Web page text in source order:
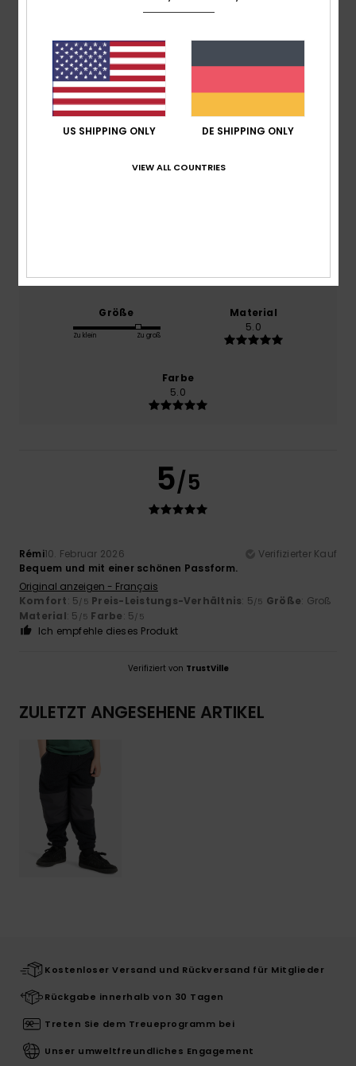
Durchschnittliche Bewertung
5.0/5
basierend auf1 verifizierten Bewertungen
Februar 2026
Größe
Zu klein Zu groß
Material
5.0
Farbe
5.0
5/5
Rémi10. Februar 2026
Verifizierter Kauf
Bequem und mit einer schönen Passform.
Original anzeigen - Français
Komfort: 5/5 Preis-Leistungs-Verhältnis: 5/5 Größe: Groß
Material: 5 /5 Farbe: 5/5
Ich empfehle dieses Produkt
Verifiziert von TrustVille
ZULETZT ANGESEHENE ARTIKEL
Kostenloser Versand und Rückversand für Mitglieder
Rückgabe innerhalb von 30 Tagen
Treten Sie dem Treueprogramm bei
Unser umweltfreundliches Engagement
US SHIPPING ONLY DE SHIPPING ONLY
VIEW ALL COUNTRIES